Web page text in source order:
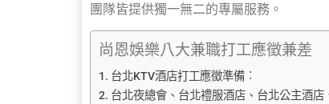
團隊皆提供獨一無二的專屬服務。
尚恩娛樂八大兼職打工應徵兼差
台北KTV酒店打工應徵準備︰
台北夜總會、台北禮服酒店、台北公主酒